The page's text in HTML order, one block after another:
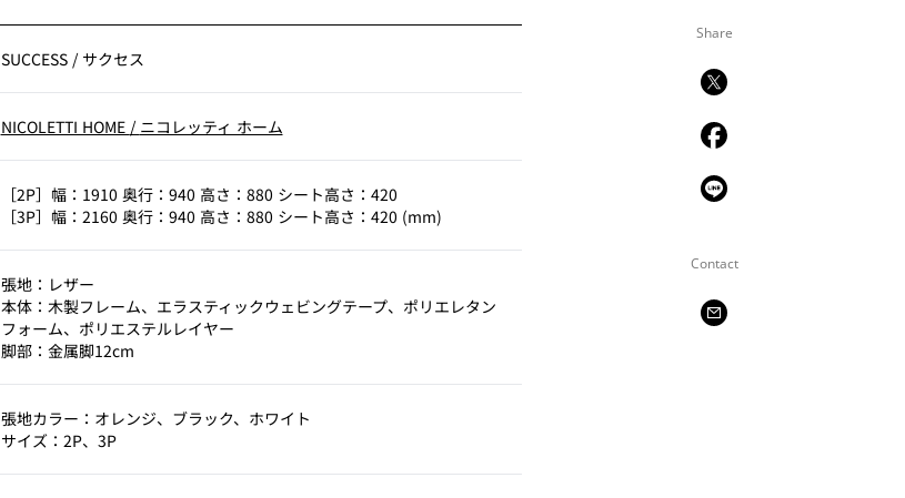
Share
Contact
SUCCESS / サクセス
NICOLETTI HOME / ニコレッティ ホーム
［2P］幅：1910 奥行：940 高さ：880 シート高さ：420
［3P］幅：2160 奥行：940 高さ：880 シート高さ：420 (mm)
張地：レザー
本体：木製フレーム、エラスティックウェビングテープ、ポリエレタン
フォーム、ポリエステルレイヤー
脚部：金属脚12cm
張地カラー：オレンジ、ブラック、ホワイト
サイズ：2P、3P